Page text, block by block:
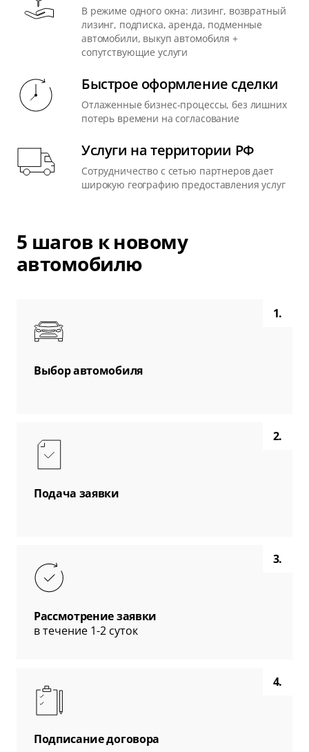
В режиме одного окна: лизинг, возвратный
лизинг, подписка, аренда, подменные
автомобили, выкуп автомобиля +
сопутствующие услуги
Быстрое оформление сделки
Отлаженные бизнес-процессы, без лишних
потерь времени на согласование
Услуги на территории РФ
Сотрудничество с сетью партнеров дает
широкую географию предоставления услуг
5 шагов к новому
автомобилю
1.
Выбор автомобиля
2.
Подача заявки
3.
Рассмотрение заявки
в течение 1-2 суток
4.
Подписание договора